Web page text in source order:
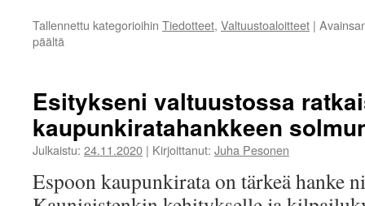
Tallennettu kategorioihin Tiedotteet, Valtuustoaloitteet |
päältä
löydettävyyden
ja
saavutettavuuden
parantaminen
Esitykseni valtuustossa
kaupunkiratahankkeen
Julkaistu: 24.11.2020 | Kirjoittanut: Juha Pesonen
Espoon kaupunkirata on tärkeä hanke